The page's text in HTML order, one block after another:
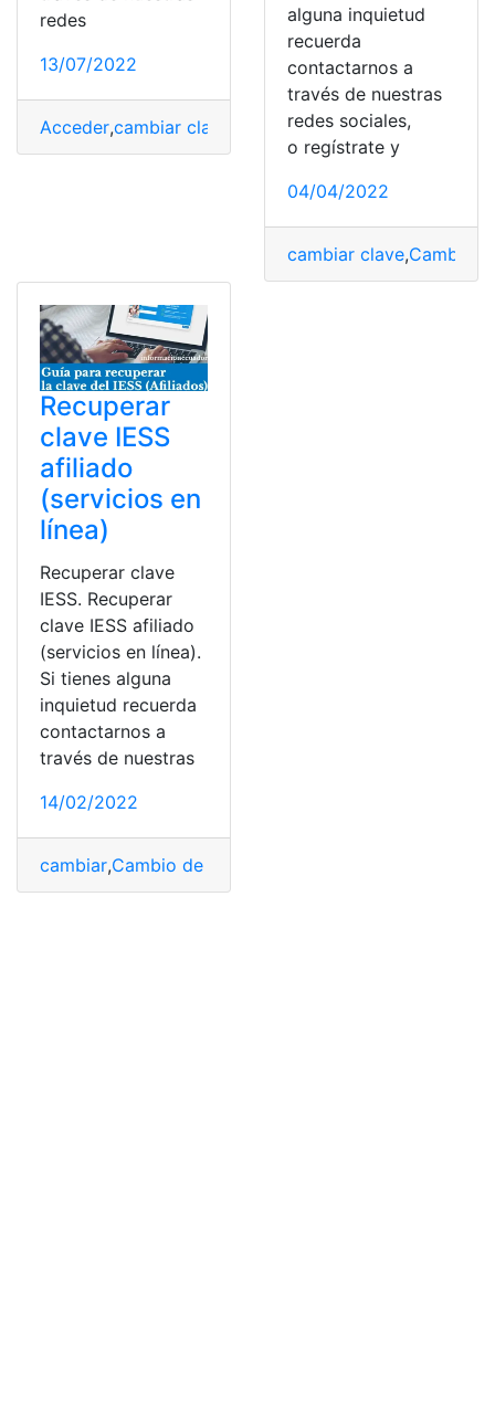
redes
13/07/2022
Acceder,cambiar clave Cambio de clave,Clave
alguna inquietud
recuerda
contactarnos a
través de nuestras
redes sociales,
o regístrate y
04/04/2022
cambiar clave,Cambio
Recuperar
clave IESS
afiliado
(servicios en
línea)
Recuperar clave
IESS. Recuperar
clave IESS afiliado
(servicios en línea).
Si tienes alguna
inquietud recuerda
contactarnos a
través de nuestras
14/02/2022
cambiar,Cambio de clave